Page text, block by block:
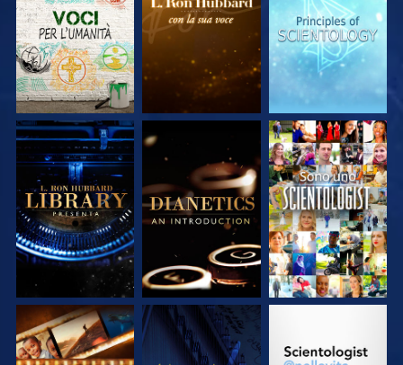
SERIE
SERIE
SERIE
ESPLORA LE
SERIE
ESPLORA LE
SERIE
GUARDA